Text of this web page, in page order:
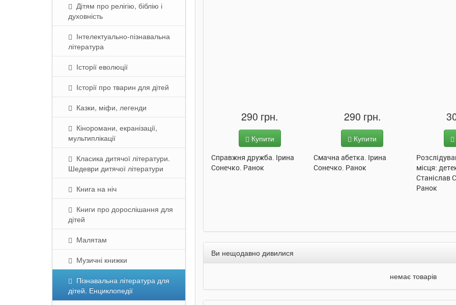
Дітям про релігію, біблію і
духовність
Інтелектуально-пізнавальна
література
Історії еволюції
Історії про тварин для дітей
Казки, міфи, легенди
Кіноромани, екранізації,
мультиплікації
Класика дитячої літератури.
Шедеври дитячої літератури
Книга на ніч
Книги про дорослішання для
дітей
Малятам
Музичні книжки
Пізнавальна література для
дітей. Енциклопедії
Купити
Улюблена абетка. Ірина
290 грн.
Таке велике слоненя. Ірина
Сонечко. Ранок
290 грн.
Купити
Справжня дружба. Ірина
Сонечко. Ранок
290 грн.
Купити
Смачна абетка. Ірина
Сонечко. Ранок
місця:
Станіслав
Ранок
Ви нещодавно дивилися
немає товарів